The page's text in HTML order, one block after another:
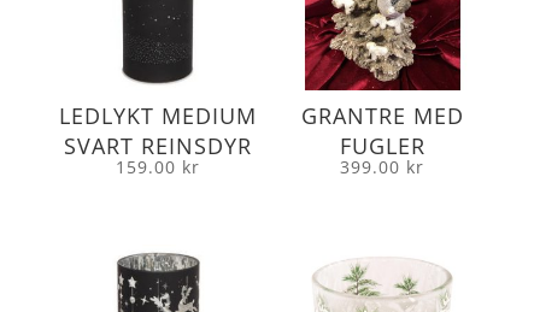
LEDLYKT MEDIUM
SVART REINSDYR
159.00 kr
GRANTRE MED
FUGLER
399.00 kr